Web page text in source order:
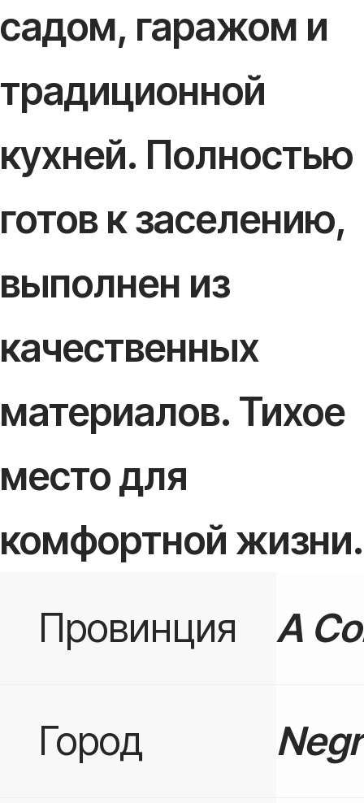
садом, гаражом и
традиционной
кухней. Полностью
готов к заселению,
выполнен из
качественных
материалов. Тихое
место для
комфортной жизни.
Провинция
A
Город